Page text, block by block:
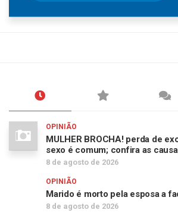
OPINIÃO
MULHER BROCHA! perda de
sexo é comum; confira as
8 de agosto de 2026
OPINIÃO
Marido é morto pela esposa a
8 de agosto de 2026